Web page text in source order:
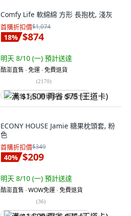
Comfy Life 軟綿綿 方形 長抱枕, 淺灰
首購折扣價$1,074
18% $874
明天 8/10 (一) 預計送達
酷澎直售 ∙ 免運 ∙ 免費退貨
(2170)
满 $1,500 再省 $75 (王道卡)
ECONY HOUSE Jamie 糖果枕頭套, 粉
色
首購折扣價$349
40% $209
明天 8/10 (一) 預計送達
酷澎直售 ∙ WOW免運 ∙ 免費退貨
(36)